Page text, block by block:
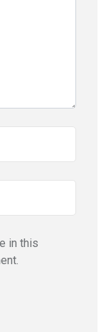
in this